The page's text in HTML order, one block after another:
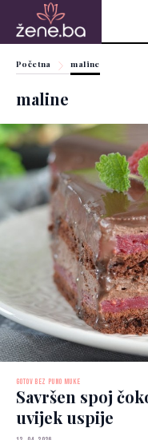
Početna maline
maline
GOTOV BEZ PUNO MUKE
Savršen spoj
uvijek uspije